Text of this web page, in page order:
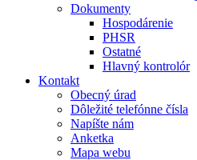
Dokumenty
Hospodárenie
PHSR
Ostatné
Hlavný kontrolór
Kontakt
Obecný úrad
Dôležité telefónne čísla
Napíšte nám
Anketka
Mapa webu